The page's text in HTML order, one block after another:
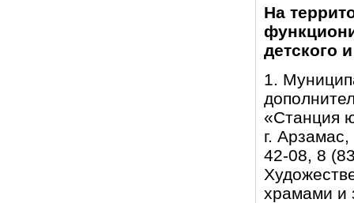
На
детского
1.
«Станция
г.
42-08, 8
храмами и